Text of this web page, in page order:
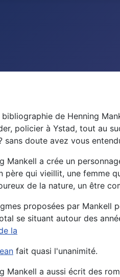
de Henning
policier à Ystad, tout au
sans doute avez vous
Mankell a crée un
père qui vieillit, une femme
de la nature, un être
proposées par Mankell
se situant autour des
la
fait quasi l'unanimité.
Mankell a aussi écrit des